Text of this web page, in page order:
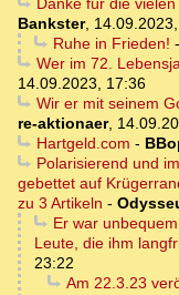
Danke für die
Bankster,
Ruhe in Frieden! -
Wer im 72.
14.09.2023, 17:36
Wir er mit seinem
re-aktionaer,
Hartgeld.com -
Polarisierend und
gebettet auf
zu 3 Artikeln -
Er war
Leute, die ihm
23:22
Am 22.3.23